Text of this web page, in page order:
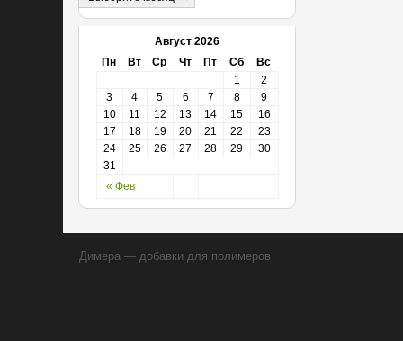
Август 2026
Пн
Вт Ср Чт Пт Сб Вс
« Фев
1
2
3
4 5 6 7 8
9
10
11 12 13 14 15
16
17
18 19 20 21 22
23
24
25 26 27 28 29
30
31
Димера — добавки для полимеров